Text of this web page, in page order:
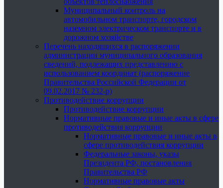
Муниципальный контроль на
автомобильном транспорте, городском
наземном электрическом транспорте и в
дорожном хозяйстве
Перечень находящихся в распоряжении
администрации муниципального образования
сведений, подлежащих представлению с
использованием координат (распоряжение
Правительства Российской Федерации от
09.02.2017 № 232-р)
Противодействие коррупции
Противодействие коррупции
Нормативные правовые и иные акты в сфере
противодействия коррупции
Нормативные правовые и иные акты в
сфере противодействия коррупции
Федеральные законы, указы
Президента РФ, постановления
Правительства РФ
Нормативные правовые акты